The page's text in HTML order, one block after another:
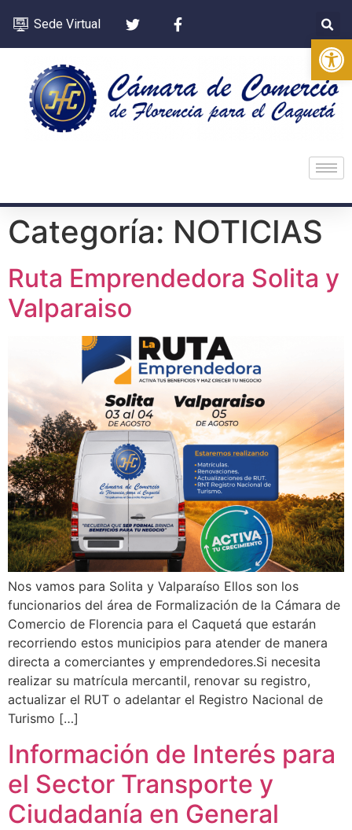
Sede Virtual
Categoría: NOTICIAS
Ruta Emprendedora Solita y
Valparaiso
Nos vamos para Solita y Valparaíso Ellos son los
funcionarios del área de Formalización de la Cámara de
Comercio de Florencia para el Caquetá que estarán
recorriendo estos municipios para atender de manera
directa a comerciantes y emprendedores.Si necesita
realizar su matrícula mercantil, renovar su registro,
actualizar el RUT o adelantar el Registro Nacional de
Turismo […]
Información de Interés para
el Sector Transporte y
Ciudadanía en General